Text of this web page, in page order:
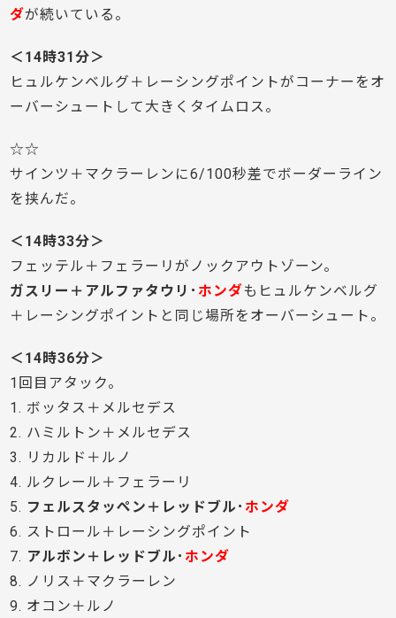
ダが続いている。
＜14時31分＞
ヒュルケンベルグ＋レーシングポイントがコーナーをオ
ーバーシュートして大きくタイムロス。
☆☆
サインツ＋マクラーレンに6/100秒差でボーダーライン
を挟んだ。
＜14時33分＞
フェッテル＋フェラーリがノックアウトゾーン。
ガスリー＋アルファタウリ･ ホンダもヒュルケンベルグ
＋レーシングポイントと同じ場所をオーバーシュート。
＜14時36分＞
1回目アタック。
1. ボッタス＋メルセデス
2. ハミルトン＋メルセデス
3. リカルド＋ルノ
4. ルクレール＋フェラーリ
5. フェルスタッペン＋レッドブル･ ホンダ
6. ストロール＋レーシングポイント
7. アルボン＋レッドブル･ ホンダ
8. ノリス＋マクラーレン
9. オコン＋ルノ